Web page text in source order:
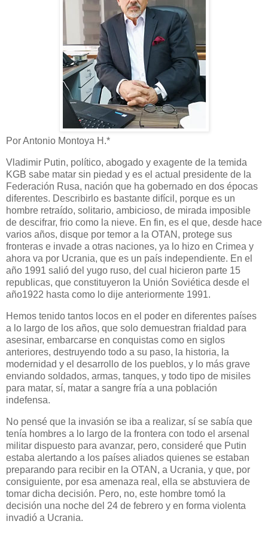
Por Antonio Montoya H.*
Vladimir Putin, político, abogado y exagente de la temida
KGB sabe matar sin piedad y es el actual presidente de la
Federación Rusa, nación que ha gobernado en dos épocas
diferentes. Describirlo es bastante difícil, porque es un
hombre retraído, solitario, ambicioso, de mirada imposible
de descifrar, frio como la nieve. En fin, es el que, desde hace
varios años, disque por temor a la OTAN, protege sus
fronteras e invade a otras naciones, ya lo hizo en Crimea y
ahora va por Ucrania, que es un país independiente. En el
año 1991 salió del yugo ruso, del cual hicieron parte 15
republicas, que constituyeron la Unión Soviética desde el
año1922 hasta como lo dije anteriormente 1991.
Hemos tenido tantos locos en el poder en diferentes países
a lo largo de los años, que solo demuestran frialdad para
asesinar, embarcarse en conquistas como en siglos
anteriores, destruyendo todo a su paso, la historia, la
modernidad y el desarrollo de los pueblos, y lo más grave
enviando soldados, armas, tanques, y todo tipo de misiles
para matar, sí, matar a sangre fría a una población
indefensa.
No pensé que la invasión se iba a realizar, sí se sabía que
tenía hombres a lo largo de la frontera con todo el arsenal
militar dispuesto para avanzar, pero, consideré que Putin
estaba alertando a los países aliados quienes se estaban
preparando para recibir en la OTAN, a Ucrania, y que, por
consiguiente, por esa amenaza real, ella se abstuviera de
tomar dicha decisión. Pero, no, este hombre tomó la
decisión una noche del 24 de febrero y en forma violenta
invadió a Ucrania.